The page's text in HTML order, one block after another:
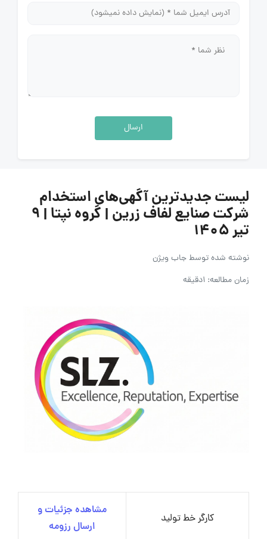
ارسال
لیست جدیدترین آگهی‌های استخدام
شرکت صنایع لفاف زرین | گروه نپتا | ۹
تیر ۱۴۰۵
نوشته شده توسطجاب ویژن
زمان مطالعه: 1دقیقه
کارگر خط تولید
مشاهده جزئیات و
ارسال رزومه